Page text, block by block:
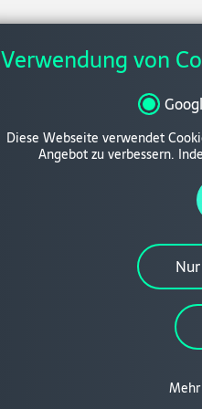
Themengebiete
Netzwerke
Verwendung von
Diese Webseite verwendet
Angebot zu verbessern.